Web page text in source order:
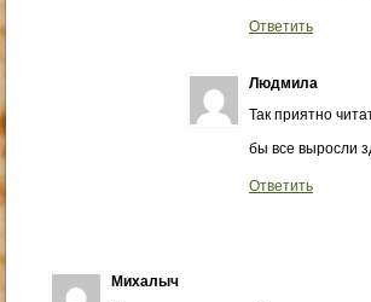
Ответить
Людмила
Так приятно
бы все выросли
Ответить
Михалыч